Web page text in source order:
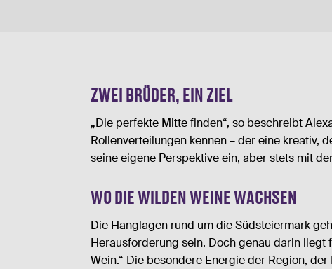
ZWEI BRÜDER, EIN ZIEL
„Die perfekte Mitte finden“, so beschreibt
Rollenverteilungen kennen – der eine
seine eigene Perspektive ein, aber stets mit
WO DIE WILDEN WEINE WACHSEN
Die Hanglagen rund um die Südsteiermark
Herausforderung sein. Doch genau darin liegt
Wein.“ Die besondere Energie der Region,